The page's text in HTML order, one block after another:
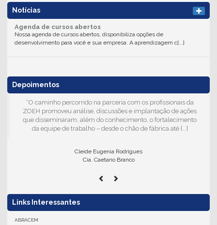
Notícias
Agenda de cursos abertos
Nossa agenda de cursos abertos, disponibiliza opções de
desenvolvimento para você e sua empresa. A aprendizagem c[...]
Depoimentos
“O caminho percorrido na parceria com os profissionais da
ZOEH promoveu análise, discussões e implantação de ações
que disseminaram, além do conhecimento, o fortalecimento
da equipe de trabalho – desde o chão de fábrica até [...]
Cleide Eugenia Rodrigues
Cia. Caetano Branco
Links Interessantes
ABRACEM